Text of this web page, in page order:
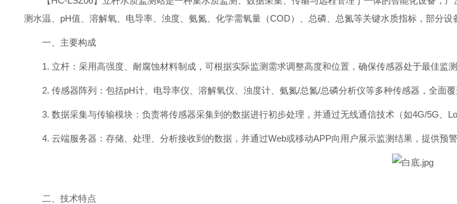
测水温、pH值、溶解氧、电导率、浊度、氨氮、化学需氧量（COD）、总磷、总氮等关键水质指标，部分设
一、主要构成
1. 立杆：采用高强度、耐腐蚀材料制成，可根据实际监测需求调整高度和位置，确保传感器处于最佳监测
2. 传感器阵列：包括pH计、电导率仪、溶解氧仪、浊度计、氨氮/总氮/总磷分析仪等多种传感器，全面覆
3. 数据采集与传输模块：负责将传感器采集到的数据进行初步处理，并通过无线通信技术（如4G/5G、
4. 云端服务器：存储、处理、分析接收到的数据，并通过Web或移动APP向用户展示监测结果，提供预警
二、技术特点